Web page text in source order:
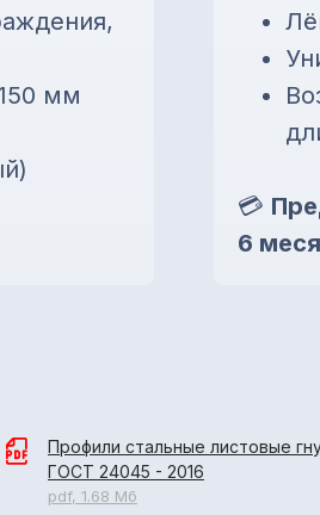
💳
6
мм
Профили стальные листовые
ГОСТ 24045 - 2016
pdf, 1.68 Мб